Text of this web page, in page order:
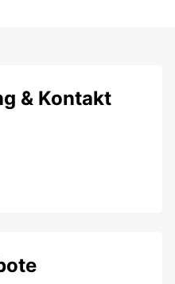
& Kontakt